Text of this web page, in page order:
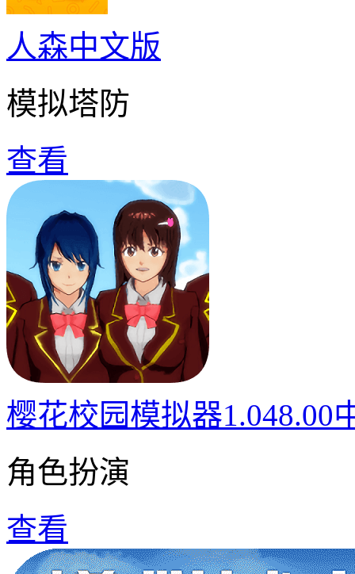
人森中文版
模拟塔防
查看
樱花校园模拟器1.048.00
角色扮演
查看